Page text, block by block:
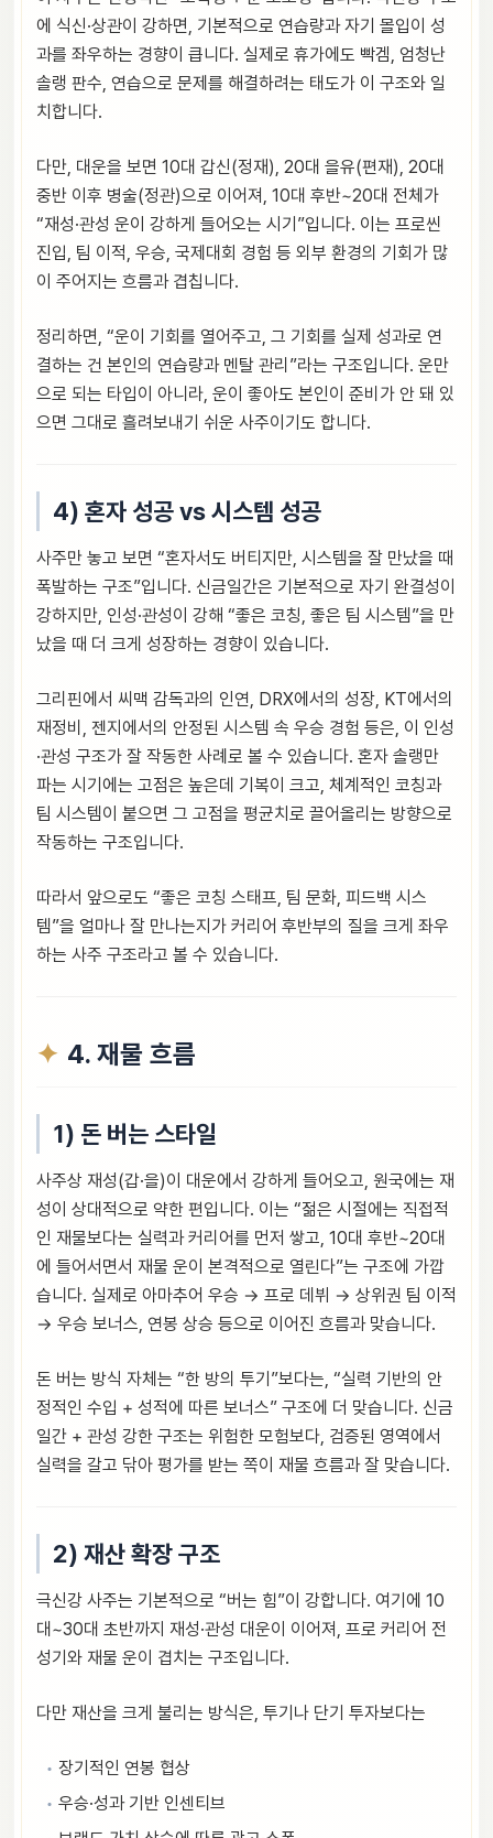
에 식신·상관이 강하면, 기본적으로 연습량과 자기 몰입이 성
과를 좌우하는 경향이 큽니다. 실제로 휴가에도 빡겜, 엄청난
솔랭 판수, 연습으로 문제를 해결하려는 태도가 이 구조와 일
치합니다.
다만, 대운을 보면 10대 갑신(정재), 20대 을유(편재), 20대
중반 이후 병술(정관)으로 이어져, 10대 후반~20대 전체가
“재성·관성 운이 강하게 들어오는 시기”입니다. 이는 프로씬
진입, 팀 이적, 우승, 국제대회 경험 등 외부 환경의 기회가 많
이 주어지는 흐름과 겹칩니다.
정리하면, “운이 기회를 열어주고, 그 기회를 실제 성과로 연
결하는 건 본인의 연습량과 멘탈 관리”라는 구조입니다. 운만
으로 되는 타입이 아니라, 운이 좋아도 본인이 준비가 안 돼 있
으면 그대로 흘려보내기 쉬운 사주이기도 합니다.
4) 혼자 성공 vs 시스템 성공
사주만 놓고 보면 “혼자서도 버티지만, 시스템을 잘 만났을 때
폭발하는 구조”입니다. 신금일간은 기본적으로 자기 완결성이
강하지만, 인성·관성이 강해 “좋은 코칭, 좋은 팀 시스템”을 만
났을 때 더 크게 성장하는 경향이 있습니다.
그리핀에서 씨맥 감독과의 인연, DRX에서의 성장, KT에서의
재정비, 젠지에서의 안정된 시스템 속 우승 경험 등은, 이 인성
·관성 구조가 잘 작동한 사례로 볼 수 있습니다. 혼자 솔랭만
파는 시기에는 고점은 높은데 기복이 크고, 체계적인 코칭과
팀 시스템이 붙으면 그 고점을 평균치로 끌어올리는 방향으로
작동하는 구조입니다.
따라서 앞으로도 “좋은 코칭 스태프, 팀 문화, 피드백 시스
템”을 얼마나 잘 만나는지가 커리어 후반부의 질을 크게 좌우
하는 사주 구조라고 볼 수 있습니다.
4. 재물 흐름
1) 돈 버는 스타일
사주상 재성(갑·을)이 대운에서 강하게 들어오고, 원국에는 재
성이 상대적으로 약한 편입니다. 이는 “젊은 시절에는 직접적
인 재물보다는 실력과 커리어를 먼저 쌓고, 10대 후반~20대
에 들어서면서 재물 운이 본격적으로 열린다”는 구조에 가깝
습니다. 실제로 아마추어 우승 → 프로 데뷔 → 상위권 팀 이적
→ 우승 보너스, 연봉 상승 등으로 이어진 흐름과 맞습니다.
돈 버는 방식 자체는 “한 방의 투기”보다는, “실력 기반의 안
정적인 수입 + 성적에 따른 보너스” 구조에 더 맞습니다. 신금
일간 + 관성 강한 구조는 위험한 모험보다, 검증된 영역에서
실력을 갈고 닦아 평가를 받는 쪽이 재물 흐름과 잘 맞습니다.
2) 재산 확장 구조
극신강 사주는 기본적으로 “버는 힘”이 강합니다. 여기에 10
대~30대 초반까지 재성·관성 대운이 이어져, 프로 커리어 전
성기와 재물 운이 겹치는 구조입니다.
다만 재산을 크게 불리는 방식은, 투기나 단기 투자보다는
장기적인 연봉 협상
우승·성과 기반 인센티브